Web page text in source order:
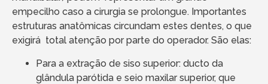
empecilho caso a cirurgia se prolongue. Importantes
estruturas anatômicas circundam estes dentes, o que
exigirá total atenção por parte do operador. São elas:
Para a extração de siso superior: ducto da
glândula parótida e seio maxilar superior, que